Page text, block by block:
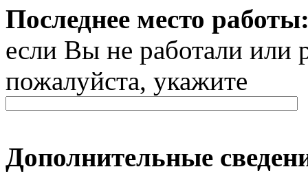
Последнее место
если Вы не работали или
пожалуйста, укажите
Дополнительные